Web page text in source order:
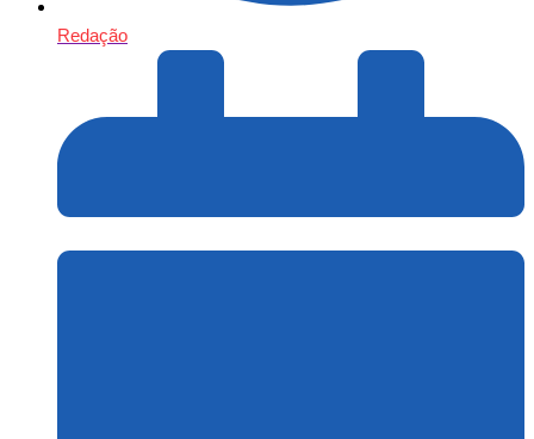
Redação